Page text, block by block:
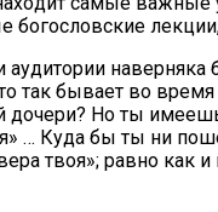
ауди­то­рии
так бы­ва­ет во
до­че­ри? Но ты
… Ку­да бы ты ни
твоя»; рав­но как